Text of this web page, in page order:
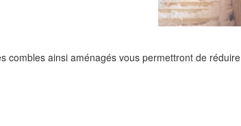
combles ainsi aménagés vous permettront de réduire